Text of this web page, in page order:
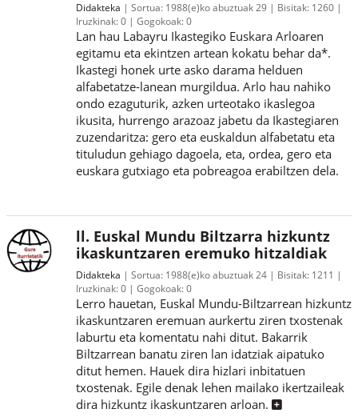
Didakteka Sortua: 1988(e)ko abuztuak 29 Bisitak: 1260
Iruzkinak:0 Gogokoak:0
Lan hau Labayru Ikastegiko Euskara Arloaren
egitamu eta ekintzen artean kokatu behar da*.
Ikastegi honek urte asko darama helduen
alfabetatze-lanean murgildua. Arlo hau nahiko
ondo ezaguturik, azken urteotako ikaslegoa
ikusita, hurrengo arazoaz jabetu da Ikastegiaren
zuzendaritza: gero eta euskaldun alfabetatu eta
tituludun gehiago dagoela, eta, ordea, gero eta
euskara gutxiago eta pobreagoa erabiltzen dela.
ll. Euskal Mundu Biltzarra hizkuntz
ikaskuntzaren eremuko hitzaldiak
Didakteka Sortua: 1988(e)ko abuztuak 24 Bisitak: 1211
Iruzkinak:0 Gogokoak:0
Lerro hauetan, Euskal Mundu-Biltzarrean hizkuntz
ikaskuntzaren eremuan aurkertu ziren txostenak
laburtu eta komentatu nahi ditut. Bakarrik
Biltzarrean banatu ziren lan idatziak aipatuko
ditut hemen. Hauek dira hizlari inbitatuen
txostenak. Egile denak lehen mailako ikertzaileak
dira hizkuntz ikaskuntzaren arloan.